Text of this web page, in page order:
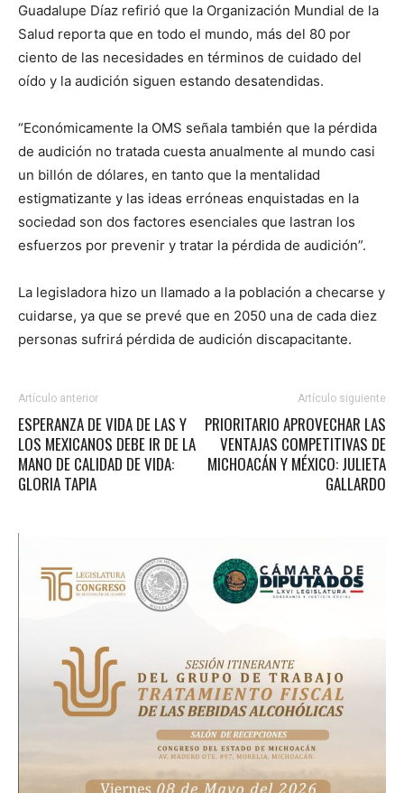
Guadalupe Díaz refirió que la Organización Mundial de la
Salud reporta que en todo el mundo, más del 80 por
ciento de las necesidades en términos de cuidado del
oído y la audición siguen estando desatendidas.
“Económicamente la OMS señala también que la pérdida
de audición no tratada cuesta anualmente al mundo casi
un billón de dólares, en tanto que la mentalidad
estigmatizante y las ideas erróneas enquistadas en la
sociedad son dos factores esenciales que lastran los
esfuerzos por prevenir y tratar la pérdida de audición”.
La legisladora hizo un llamado a la población a checarse y
cuidarse, ya que se prevé que en 2050 una de cada diez
personas sufrirá pérdida de audición discapacitante.
Artículo anterior
ESPERANZA DE VIDA DE LAS Y
LOS MEXICANOS DEBE IR DE LA
MANO DE CALIDAD DE VIDA:
GLORIA TAPIA
Artículo siguiente
PRIORITARIO APROVECHAR LAS
VENTAJAS COMPETITIVAS DE
MICHOACÁN Y MÉXICO: JULIETA
GALLARDO